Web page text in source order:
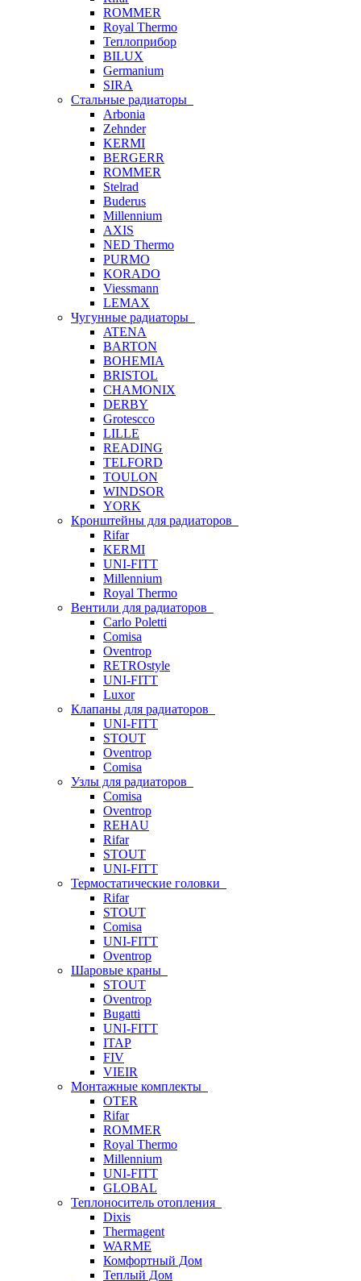
ROMMER
Royal Thermo
Теплоприбор
BILUX
Germanium
SIRA
Стальные радиаторы
Arbonia
Zehnder
KERMI
BERGERR
ROMMER
Stelrad
Buderus
Millennium
AXIS
NED Thermo
PURMO
KORADO
Viessmann
LEMAX
Чугунные радиаторы
ATENA
BARTON
BOHEMIA
BRISTOL
CHAMONIX
DERBY
Grotescco
LILLE
READING
TELFORD
TOULON
WINDSOR
YORK
Кронштейны для радиаторов
Rifar
KERMI
UNI-FITT
Millennium
Royal Thermo
Вентили для радиаторов
Carlo Poletti
Comisa
Oventrop
RETROstyle
UNI-FITT
Luxor
Клапаны для радиаторов
UNI-FITT
STOUT
Oventrop
Comisa
Узлы для радиаторов
Comisa
Oventrop
REHAU
Rifar
STOUT
UNI-FITT
Термостатические головки
Rifar
STOUT
Comisa
UNI-FITT
Oventrop
Шаровые краны
STOUT
Oventrop
Bugatti
UNI-FITT
ITAP
FIV
VIEIR
Монтажные комплекты
OTER
Rifar
ROMMER
Royal Thermo
Millennium
UNI-FITT
GLOBAL
Теплоноситель отопления
Dixis
Thermagent
WARME
Комфортный Дом
Теплый Дом